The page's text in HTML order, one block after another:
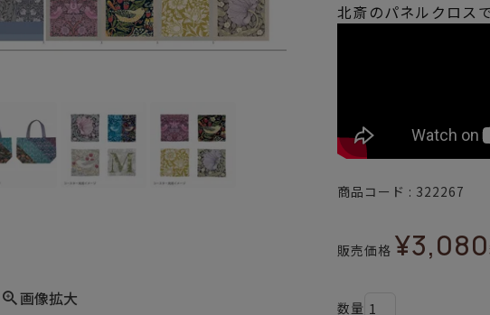
画像拡大
北斎のパネルクロス
商品コード 322267
販売価格 ¥3,080